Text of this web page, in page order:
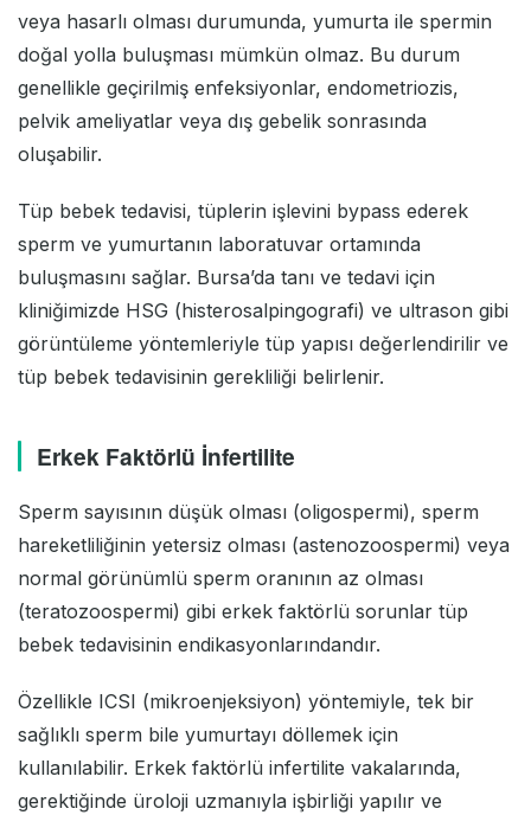
veya hasarlı olması durumunda, yumurta ile spermin
doğal yolla buluşması mümkün olmaz. Bu durum
genellikle geçirilmiş enfeksiyonlar, endometriozis,
pelvik ameliyatlar veya dış gebelik sonrasında
oluşabilir.
Tüp bebek tedavisi, tüplerin işlevini bypass ederek
sperm ve yumurtanın laboratuvar ortamında
buluşmasını sağlar. Bursa’da tanı ve tedavi için
kliniğimizde HSG (histerosalpingografi) ve ultrason gibi
görüntüleme yöntemleriyle tüp yapısı değerlendirilir ve
tüp bebek tedavisinin gerekliliği belirlenir.
Erkek Faktörlü İnfertilite
Sperm sayısının düşük olması (oligospermi), sperm
hareketliliğinin yetersiz olması (astenozoospermi) veya
normal görünümlü sperm oranının az olması
(teratozoospermi) gibi erkek faktörlü sorunlar tüp
bebek tedavisinin endikasyonlarındandır.
Özellikle ICSI (mikroenjeksiyon) yöntemiyle, tek bir
sağlıklı sperm bile yumurtayı döllemek için
kullanılabilir. Erkek faktörlü infertilite vakalarında,
gerektiğinde üroloji uzmanıyla işbirliği yapılır ve